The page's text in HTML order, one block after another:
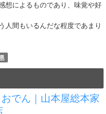
想によるものであり、味覚や好
人間もいるんだな程度であまり
でん｜山本屋総本家